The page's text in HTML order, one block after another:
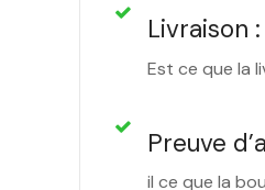
Livraison :
Est ce que la
Preuve
il ce que la